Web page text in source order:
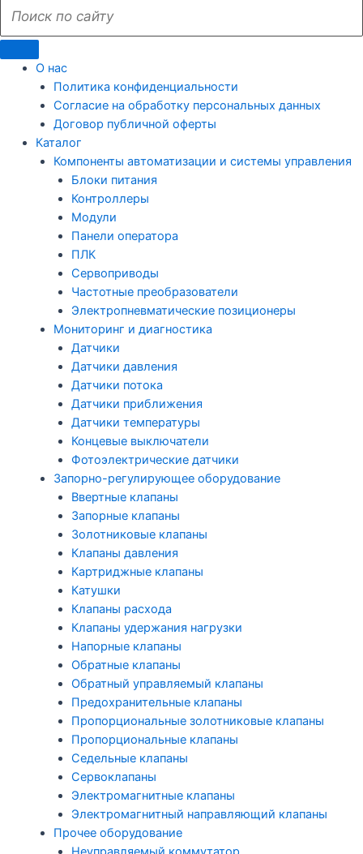
О нас
Политика конфиденциальности
Согласие на обработку персональных данных
Договор публичной оферты
Каталог
Компоненты автоматизации и системы управления
Блоки питания
Контроллеры
Модули
Панели оператора
ПЛК
Сервоприводы
Частотные преобразователи
Электропневматические позиционеры
Мониторинг и диагностика
Датчики
Датчики давления
Датчики потока
Датчики приближения
Датчики температуры
Концевые выключатели
Фотоэлектрические датчики
Запорно-регулирующее оборудование
Ввертные клапаны
Запорные клапаны
Золотниковые клапаны
Клапаны давления
Картриджные клапаны
Катушки
Клапаны расхода
Клапаны удержания нагрузки
Напорные клапаны
Обратные клапаны
Обратный управляемый клапаны
Предохранительные клапаны
Пропорциональные золотниковые клапаны
Пропорциональные клапаны
Седельные клапаны
Сервоклапаны
Электромагнитные клапаны
Электромагнитный направляющий клапаны
Прочее оборудование